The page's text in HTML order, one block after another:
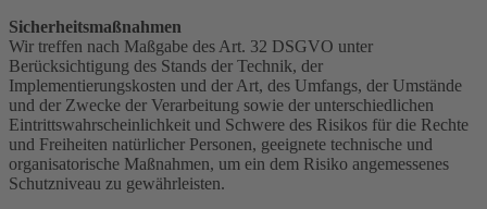
Sicherheitsmaßnahmen
Wir treffen nach Maßgabe des Art. 32 DSGVO unter
Berücksichtigung des Stands der Technik, der
Implementierungskosten und der Art, des Umfangs, der Umstände
und der Zwecke der Verarbeitung sowie der unterschiedlichen
Eintrittswahrscheinlichkeit und Schwere des Risikos für die Rechte
und Freiheiten natürlicher Personen, geeignete technische und
organisatorische Maßnahmen, um ein dem Risiko angemessenes
Schutzniveau zu gewährleisten.